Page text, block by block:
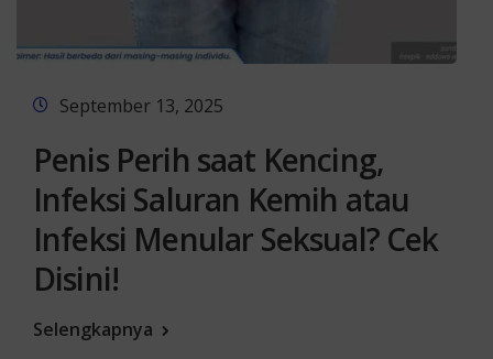
September 13, 2025
Penis Perih saat Kencing,
Infeksi Saluran Kemih atau
Infeksi Menular Seksual? Cek
Disini!
Selengkapnya